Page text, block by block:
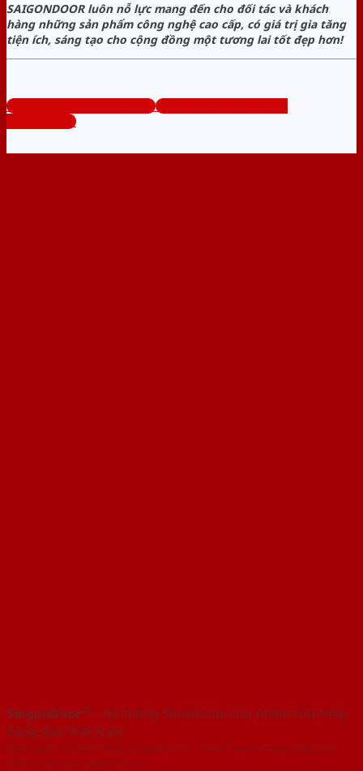
SAIGONDOOR luôn nỗ lực mang đến cho đối tác và khách
hàng những sản phẩm công nghệ cao cấp, có giá trị gia tăng
tiện ích, sáng tạo cho cộng đồng một tương lai tốt đẹp hơn!
www.cuanhomcuathep.com
Tổng đài tư vấn miễn phí:
0824.400.400
SaigonDoor™ - Hệ thống Showroom cửa nhôm cửa thép
hàng đầu Việt Nam
Copyright ⓒ 2016 – 2026 SaigonDoor™ - www.cuanhomcuathep.com |
Đơn vị chủ quản SaigonDoor